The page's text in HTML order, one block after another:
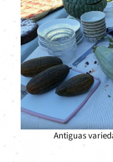
Antiguas